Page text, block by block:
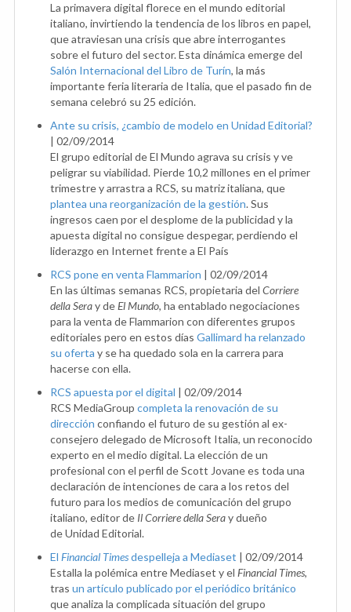
La primavera digital florece en el mundo editorial
italiano, invirtiendo la tendencia de los libros en papel,
que atraviesan una crisis que abre interrogantes
sobre el futuro del sector. Esta dinámica emerge del
Salón Internacional del Libro de Turín, la más
importante feria literaria de Italia, que el pasado fin de
semana celebró su 25 edición.
Ante su crisis, ¿cambio de modelo en Unidad Editorial?
| 02/09/2014
El grupo editorial de El Mundo agrava su crisis y ve
peligrar su viabilidad. Pierde 10,2 millones en el primer
trimestre y arrastra a RCS, su matriz italiana, que
plantea una reorganización de la gestión. Sus
ingresos caen por el desplome de la publicidad y la
apuesta digital no consigue despegar, perdiendo el
liderazgo en Internet frente a El País
RCS pone en venta Flammarion | 02/09/2014
En las últimas semanas RCS, propietaria del Corriere
della Seray deEl Mundo, ha entablado negociaciones
para la venta de Flammarion con diferentes grupos
editoriales pero en estos días Gallimard ha relanzado
su oferta y se ha quedado sola en la carrera para
hacerse con ella.
RCS apuesta por el digital | 02/09/2014
RCS MediaGroup completa la renovación de su
dirección confiando el futuro de su gestión al ex-
consejero delegado de Microsoft Italia, un reconocido
experto en el medio digital. La elección de un
profesional con el perfil de Scott Jovane es toda una
declaración de intenciones de cara a los retos del
futuro para los medios de comunicación del grupo
italiano, editor de Il Corriere della Seray dueño
de Unidad Editorial.
El Financial Timesdespelleja a Mediaset | 02/09/2014
Estalla la polémica entre Mediaset y el Financial Times,
tras un artículo publicado por el periódico británico
que analiza la complicada situación del grupo